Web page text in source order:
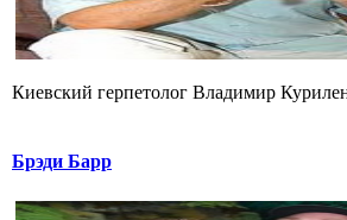
Киевский герпетолог Владимир
Брэди Барр